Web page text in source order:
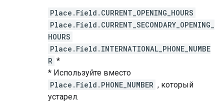
Place.Field.CURRENT_OPENING_HOURS
Place.Field.CURRENT_SECONDARY_OPENING_
HOURS
Place.Field.INTERNATIONAL_PHONE_NUMBE
R *
* Используйте вместо
Place.Field.PHONE_NUMBER , который
устарел.